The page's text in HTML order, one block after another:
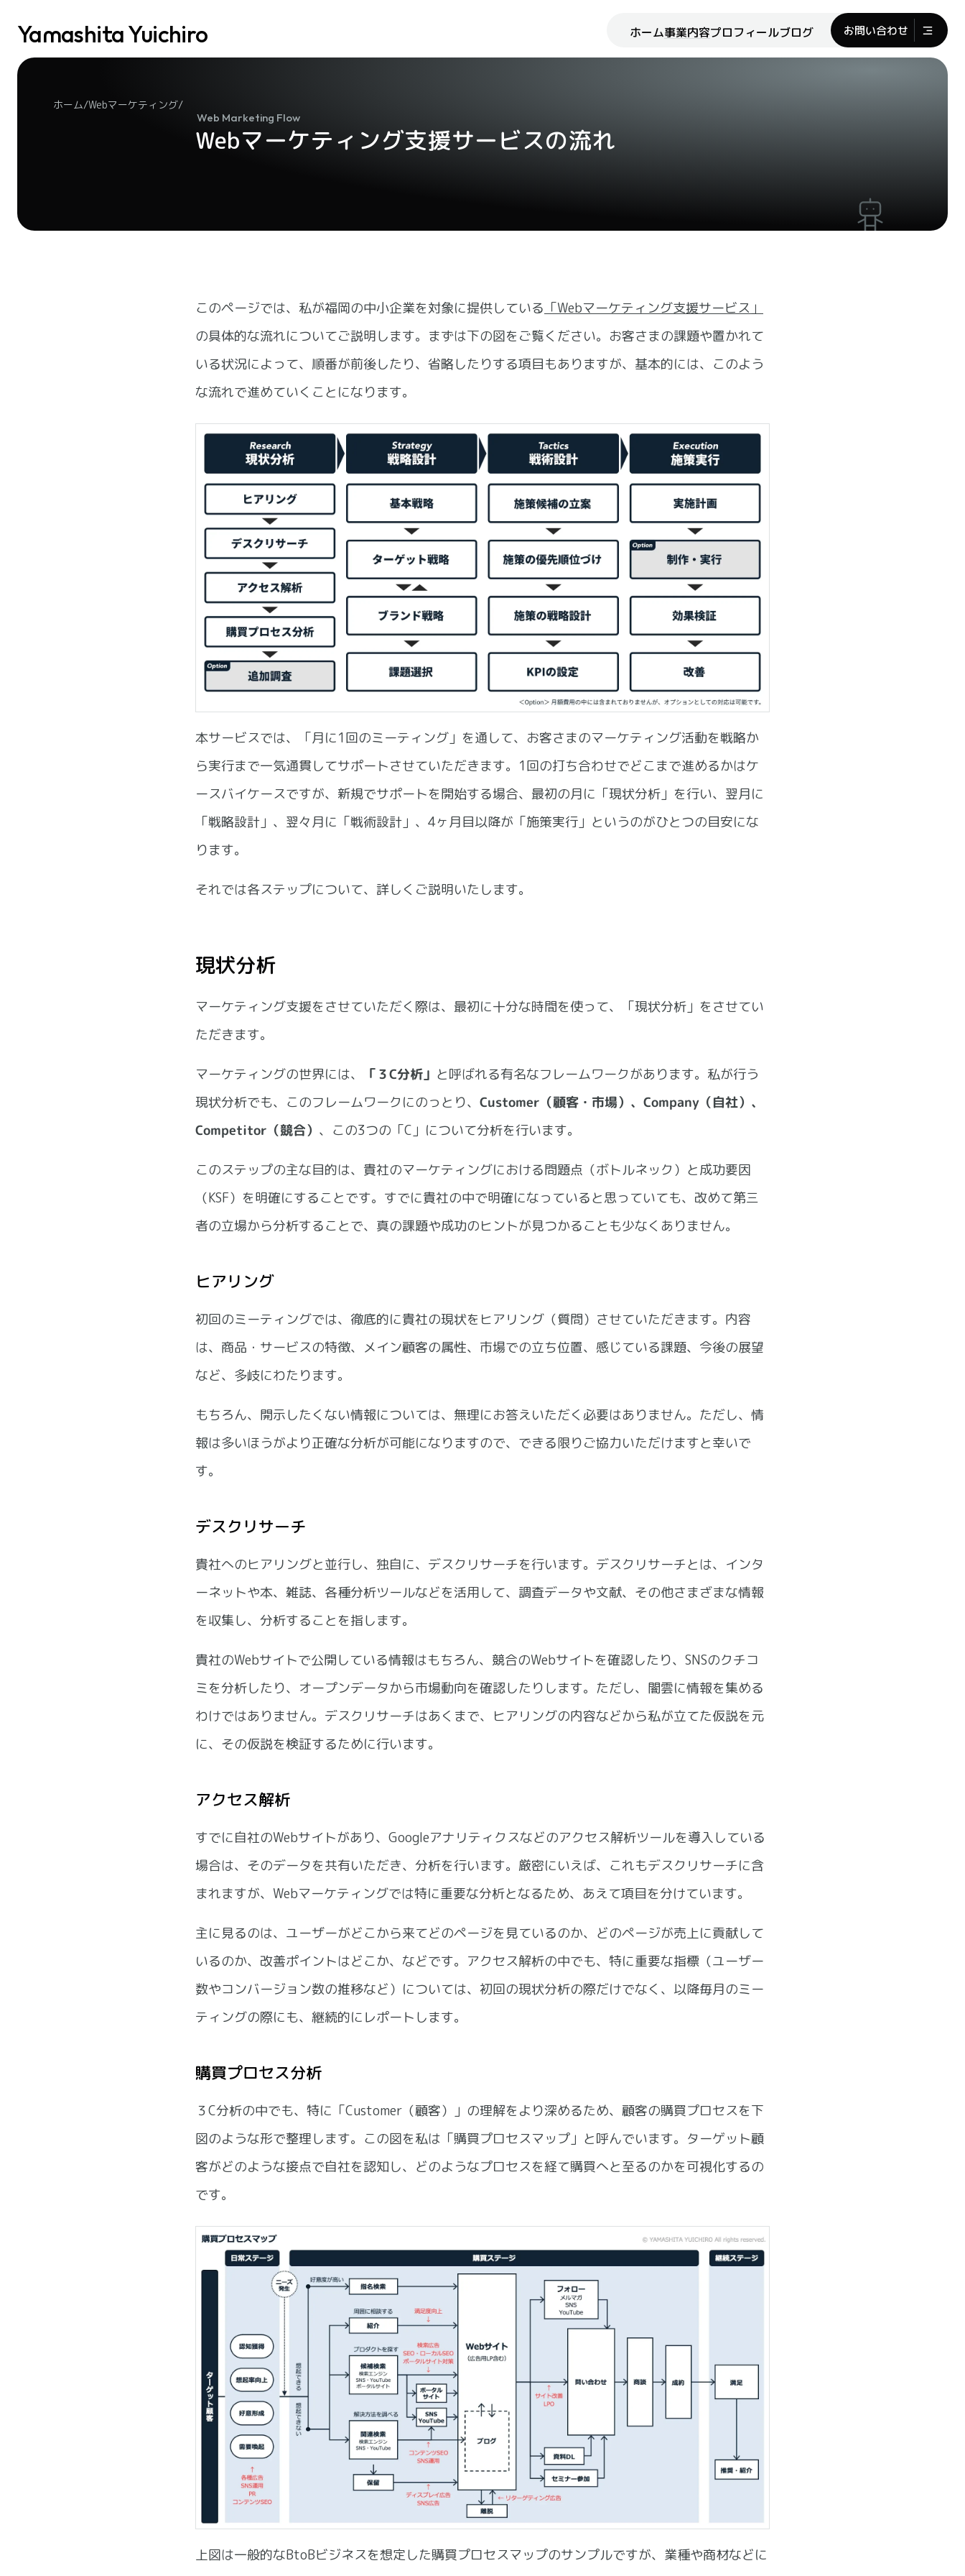
Yamashita Yuichiro ホーム事業内容プロフィールブログ お問い合わせ
ホーム/Webマーケティング/
Web Marketing Flow
Webマーケティング支援サービスの流れ
このページでは、私が福岡の中小企業を対象に提供している 「Webマーケティング支援サービス」
の具体的な流れについてご説明します。まずは下の図をご覧ください。お客さまの課題や置かれて
いる状況によって、順番が前後したり、省略したりする項目もありますが、基本的には、このよう
な流れで進めていくことになります。
本サービスでは、「月に1回のミーティング」を通して、お客さまのマーケティング活動を戦略か
ら実行まで一気通貫してサポートさせていただきます。1回の打ち合わせでどこまで進めるかはケ
ースバイケースですが、新規でサポートを開始する場合、最初の月に「現状分析」を行い、翌月に
「戦略設計」、翌々月に「戦術設計」、4ヶ月目以降が「施策実行」というのがひとつの目安にな
ります。
それでは各ステップについて、詳しくご説明いたします。
現状分析
マーケティング支援をさせていただく際は、最初に十分な時間を使って、「現状分析」をさせてい
ただきます。
マーケティングの世界には、 「３C分析」 と呼ばれる有名なフレームワークがあります。私が行う
現状分析でも、このフレームワークにのっとり、 Customer（顧客・市場）、Company（自社）、
Competitor（競合） 、この3つの「C」について分析を行います。
このステップの主な目的は、貴社のマーケティングにおける問題点（ボトルネック）と成功要因
（KSF）を明確にすることです。すでに貴社の中で明確になっていると思っていても、改めて第三
者の立場から分析することで、真の課題や成功のヒントが見つかることも少なくありません。
ヒアリング
初回のミーティングでは、徹底的に貴社の現状をヒアリング（質問）させていただきます。内容
は、商品・サービスの特徴、メイン顧客の属性、市場での立ち位置、感じている課題、今後の展望
など、多岐にわたります。
もちろん、開示したくない情報については、無理にお答えいただく必要はありません。ただし、情
報は多いほうがより正確な分析が可能になりますので、できる限りご協力いただけますと幸いで
す。
デスクリサーチ
貴社へのヒアリングと並行し、独自に、デスクリサーチを行います。デスクリサーチとは、インタ
ーネットや本、雑誌、各種分析ツールなどを活用して、調査データや文献、その他さまざまな情報
を収集し、分析することを指します。
貴社のWebサイトで公開している情報はもちろん、競合のWebサイトを確認したり、SNSのクチコ
ミを分析したり、オープンデータから市場動向を確認したりします。ただし、闇雲に情報を集める
わけではありません。デスクリサーチはあくまで、ヒアリングの内容などから私が立てた仮説を元
に、その仮説を検証するために行います。
アクセス解析
すでに自社のWebサイトがあり、Googleアナリティクスなどのアクセス解析ツールを導入している
場合は、そのデータを共有いただき、分析を行います。厳密にいえば、これもデスクリサーチに含
まれますが、Webマーケティングでは特に重要な分析となるため、あえて項目を分けています。
主に見るのは、ユーザーがどこから来てどのページを見ているのか、どのページが売上に貢献して
いるのか、改善ポイントはどこか、などです。アクセス解析の中でも、特に重要な指標（ユーザー
数やコンバージョン数の推移など）については、初回の現状分析の際だけでなく、以降毎月のミー
ティングの際にも、継続的にレポートします。
購買プロセス分析
３C分析の中でも、特に「Customer（顧客）」の理解をより深めるため、顧客の購買プロセスを下
図のような形で整理します。この図を私は「購買プロセスマップ」と呼んでいます。ターゲット顧
客がどのような接点で自社を認知し、どのようなプロセスを経て購買へと至るのかを可視化するの
です。
上図は一般的なBtoBビジネスを想定した購買プロセスマップのサンプルですが、業種や商材などに